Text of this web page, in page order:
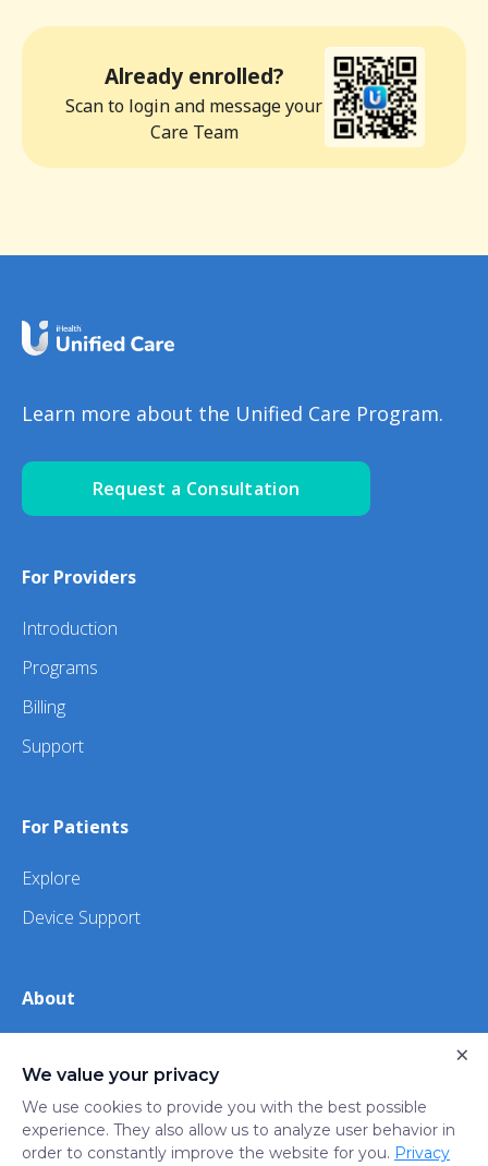
Already enrolled?
Scan to login and message your
Care Team
Learn more about the Unified Care Program.
Request a Consultation
For Providers
Introduction
Programs
Billing
Support
For Patients
Explore
Device Support
About
iHealth
We value your privacy
We use cookies to provide you with the best possible
experience. They also allow us to analyze user behavior in
order to constantly improve the website for you. Privacy
×